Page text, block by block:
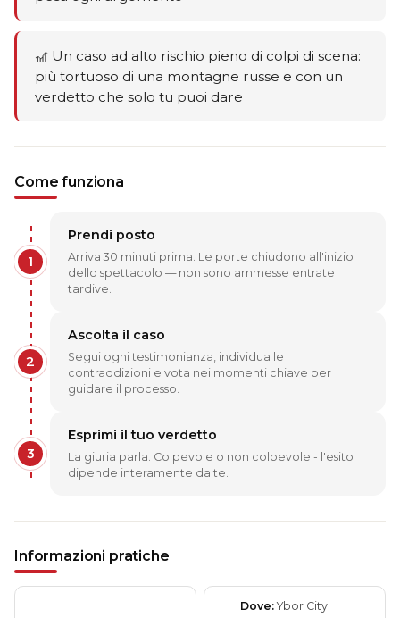
🎢 Un caso ad alto rischio pieno di colpi di scena:
più tortuoso di una montagne russe e con un
verdetto che solo tu puoi dare
Come funziona
1
Prendi posto
Arriva 30 minuti prima. Le porte chiudono all'inizio
dello spettacolo — non sono ammesse entrate
tardive.
2
Ascolta il caso
Segui ogni testimonianza, individua le
contraddizioni e vota nei momenti chiave per
guidare il processo.
3
Esprimi il tuo verdetto
La giuria parla. Colpevole o non colpevole - l'esito
dipende interamente da te.
Informazioni pratiche
Dove Ybor City